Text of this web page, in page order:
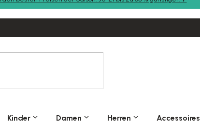
Kinder Damen Herren Accessoires